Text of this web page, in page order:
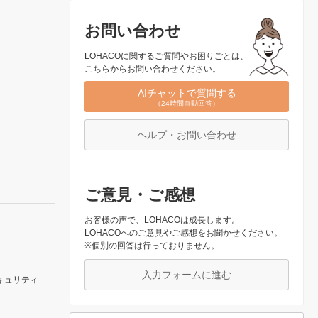
お問い合わせ
LOHACOに関するご質問やお困りごとは、
こちらからお問い合わせください。
AIチャットで質問する
（24時間自動回答）
ヘルプ・お問い合わせ
ご意見・ご感想
お客様の声で、LOHACOは成長します。
LOHACOへのご意見やご感想をお聞かせください。
※個別の回答は行っておりません。
入力フォームに進む
ュリティ